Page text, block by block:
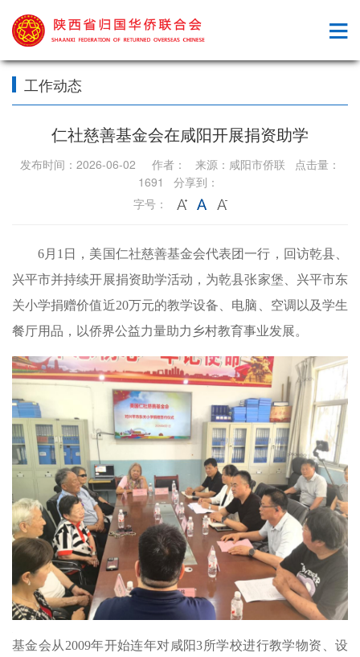
工作动态
仁社慈善基金会在咸阳开展捐资助学
发布时间：2026-06-02 作者： 来源：咸阳市侨联 点击量：
1691 分享到：
字号：
6月1日，美国仁社慈善基金会代表团一行，回访乾县、
兴平市并持续开展捐资助学活动，为乾县张家堡、兴平市东
关小学捐赠价值近20万元的教学设备、电脑、空调以及学生
餐厅用品，以侨界公益力量助力乡村教育事业发展。
基金会从2009年开始连年对咸阳3所学校进行教学物资、设